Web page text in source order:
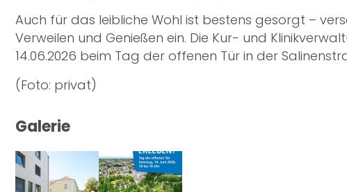
Auch für das leibliche Wohl ist bestens gesorgt –
Verweilen und Genießen ein. Die Kur- und
14.06.2026 beim Tag der offenen Tür in der
(Foto: privat)
Galerie